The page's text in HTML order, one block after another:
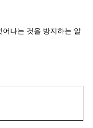
어나는 것을 방지하는 알